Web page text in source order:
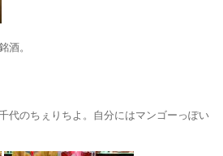
酒。
代のちぇりちよ。自分にはマンゴーっぽい